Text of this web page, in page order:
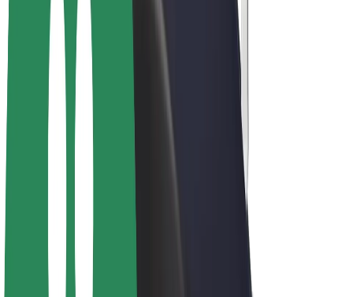
Bolt Plus
Générez des revenus avec Bolt
Chauffeur
Revenus du chauffeur